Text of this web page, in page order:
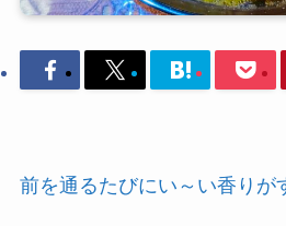
前を通るたびにい～い香りが